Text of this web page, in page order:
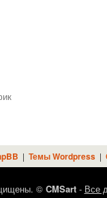
| Темы Wordpress|
© CMSart- Все